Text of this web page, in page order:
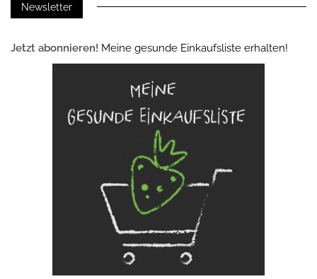
Newsletter
Jetzt abonnieren! Meine gesunde Einkaufsliste erhalten!